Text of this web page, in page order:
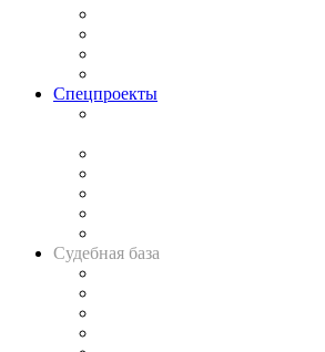
Спецпроекты
Судебная база